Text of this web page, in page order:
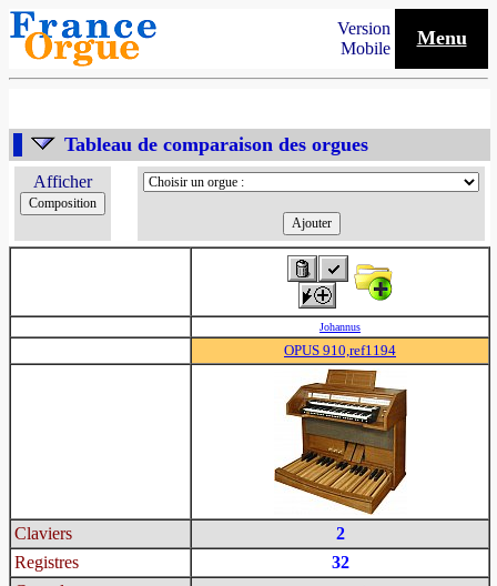
Version
Mobile
Menu
Tableau de comparaison des orgues
Afficher
Johannus
OPUS 910,ref1194
Claviers
2
Registres
32